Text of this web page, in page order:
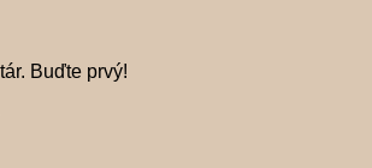
Buďte prvý!